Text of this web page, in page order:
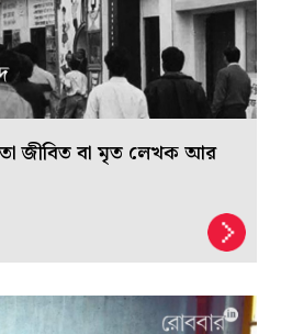
জীবিত বা মৃত লেখক আর